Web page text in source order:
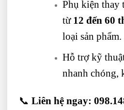
Phụ kiện thay
từ 12 đến 60
loại sản phẩm.
Hỗ trợ kỹ
nhanh chóng,
📞 Liên hệ ngay: